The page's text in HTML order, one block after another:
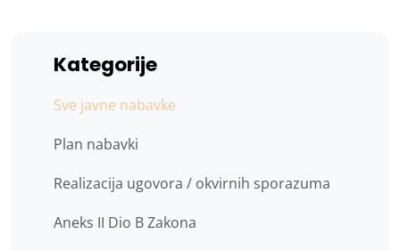
Kategorije
Sve javne nabavke
Plan nabavki
Realizacija ugovora / okvirnih sporazuma
Aneks II Dio B Zakona